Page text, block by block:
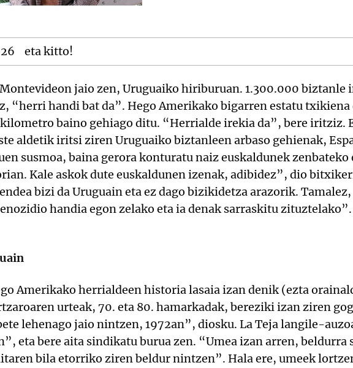
eta kitto!
jaio zen, Uruguaiko hiriburuan. 1.300.000 biztanle
“herri handi bat da”. Hego Amerikako bigarren estatu txikiena
baino gehiago ditu. “Herrialde irekia da”, bere iritziz.
aldetik iritsi ziren Uruguaiko biztanleen arbaso gehienak,
susmoa, baina gerora konturatu naiz euskaldunek
Kale askok dute euskaldunen izenak, adibidez”, dio
bizi da Uruguain eta ez dago bizikidetza arazorik.
handia egon zelako eta ia denak sarraskitu zituztelako”.
Amerikako herrialdeen historia lasaia izan denik (ezta
urteak, 70. eta 80. hamarkadak, bereziki izan ziren
lehenago jaio nintzen, 1972an”, diosku. La Teja langile-
eta bere aita sindikatu burua zen. “Umea izan arren, beldurra
bila etorriko ziren beldur nintzen”. Hala ere, umeek